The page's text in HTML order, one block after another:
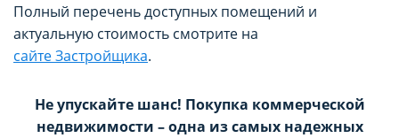
Полный перечень доступных помещений и
актуальную стоимость смотрите на
сайте Застройщика.
Не упускайте шанс! Покупка коммерческой
недвижимости – одна из самых надежных